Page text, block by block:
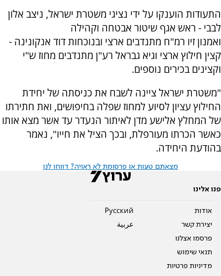
התעודות הוענקו על ידי נציגי משטרת ישראל, ניצב אלון
לבבי - ראש אגף שיטור אבטחה וקהילה
ואמנון זיו רמ"ח מתנדבים ארצי ובנוכחות דוד אנקונינה -
קצין חילוץ ארצי וגיא גבראל רע"ן מתנדבים מחוז ש"י
וקצינים בכירים נוספים.
"משטרת ישראל ציינה לשבח את כניסתה של יחידת
החילוץ עציון לסיוע למחוז שפלה בחיפושים, ואת חתירתו
של המחלץ אלישע מדן לאיתור הנעדר עד אשר מצא אותו
כאשר הכרתו מעורפלת, ובכך הציל את חייו", נאמר
בהודעת היחידה.
מצאתם טעות או פרסומת לא ראויה? דווחו לנו
פנו אלינו
אודות
יצירת קשר
פרסמו אצלנו
תנאי שימוש
מדיניות פרטיות
Pусский
عربية